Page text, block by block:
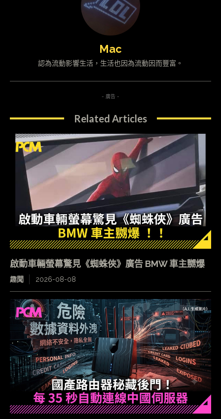
Mac
認為流動影響生活，生活也因為流動因而豐富。
- 廣告 -
Related Articles
啟動車輛螢幕驚見《蜘蛛俠》廣告 BMW 車主嬲爆
趣聞 2026-08-08